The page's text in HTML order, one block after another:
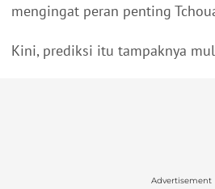
mengingat peran penting
Kini, prediksi itu tampaknya
Advertisement